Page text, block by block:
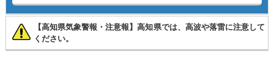
【高知県気象警報・注意報】高知県では、高波や落雷に注意して
ください。